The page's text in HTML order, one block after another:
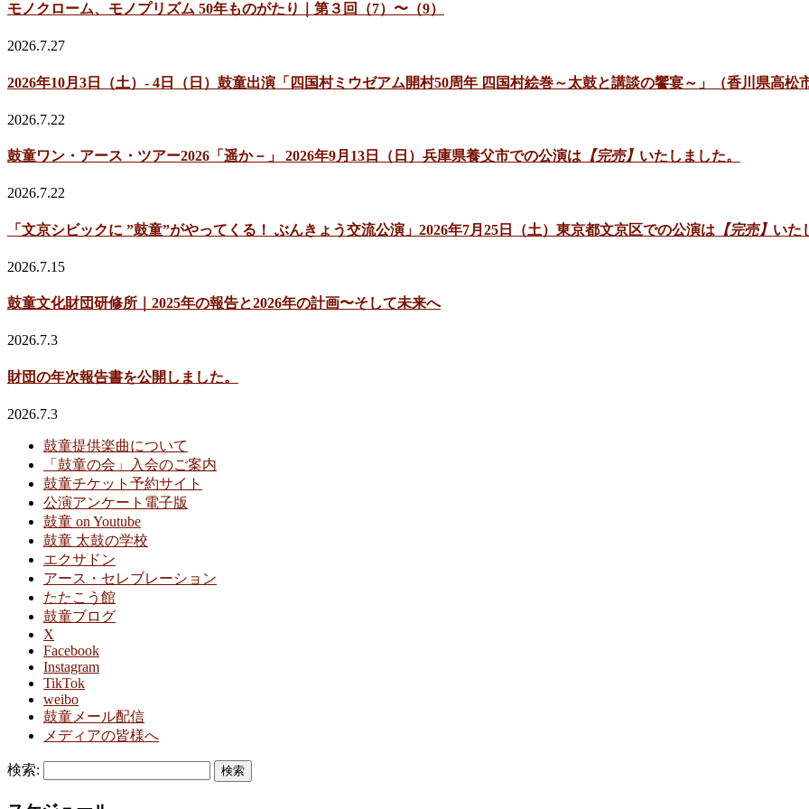
モノクローム、モノプリズム 50年ものがたり｜第３回（7）〜（9）
2026.7.27
2026年10月3日（土）- 4日（日）鼓童出演「四国村ミウゼアム開村50周年 四国村絵巻～太鼓と講談の饗宴～」（香川県高松市
2026.7.22
鼓童ワン・アース・ツアー2026「遥か－」 2026年9月13日（日）兵庫県養父市での公演は 【完売】 いたしました。
2026.7.22
「文京シビックに ”鼓童”がやってくる！ ぶんきょう交流公演」2026年7月25日（土）東京都文京区での公演は 【完売】 いた
2026.7.15
鼓童文化財団研修所｜2025年の報告と2026年の計画〜そして未来へ
2026.7.3
財団の年次報告書を公開しました。
2026.7.3
鼓童提供楽曲について
「鼓童の会」入会のご案内
鼓童チケット予約サイト
公演アンケート電子版
鼓童 on Youtube
鼓童 太鼓の学校
エクサドン
アース・セレブレーション
たたこう館
鼓童ブログ
X
Facebook
Instagram
TikTok
weibo
鼓童メール配信
メディアの皆様へ
検索: